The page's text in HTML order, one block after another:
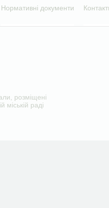
Нормативні документи
розміщені
міській раді